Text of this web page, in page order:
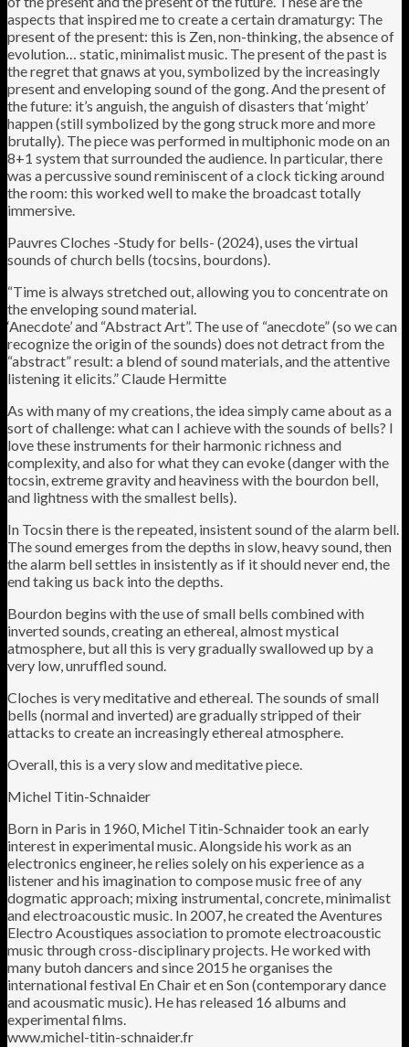
aspects that inspired me to create a certain dramaturgy: The
present of the present: this is Zen, non-thinking, the absence of
evolution… static, minimalist music. The present of the past is
the regret that gnaws at you, symbolized by the increasingly
present and enveloping sound of the gong. And the present of
the future: it’s anguish, the anguish of disasters that ‘might’
happen (still symbolized by the gong struck more and more
brutally). The piece was performed in multiphonic mode on an
8+1 system that surrounded the audience. In particular, there
was a percussive sound reminiscent of a clock ticking around
the room: this worked well to make the broadcast totally
immersive.
Pauvres Cloches -Study for bells- (2024), uses the virtual
sounds of church bells (tocsins, bourdons).
“Time is always stretched out, allowing you to concentrate on
the enveloping sound material.
‘Anecdote’ and “Abstract Art”. The use of “anecdote” (so we can
recognize the origin of the sounds) does not detract from the
“abstract” result: a blend of sound materials, and the attentive
listening it elicits.” Claude Hermitte
As with many of my creations, the idea simply came about as a
sort of challenge: what can I achieve with the sounds of bells? I
love these instruments for their harmonic richness and
complexity, and also for what they can evoke (danger with the
tocsin, extreme gravity and heaviness with the bourdon bell,
and lightness with the smallest bells).
In Tocsin there is the repeated, insistent sound of the alarm bell.
The sound emerges from the depths in slow, heavy sound, then
the alarm bell settles in insistently as if it should never end, the
end taking us back into the depths.
Bourdon begins with the use of small bells combined with
inverted sounds, creating an ethereal, almost mystical
atmosphere, but all this is very gradually swallowed up by a
very low, unruffled sound.
Cloches is very meditative and ethereal. The sounds of small
bells (normal and inverted) are gradually stripped of their
attacks to create an increasingly ethereal atmosphere.
Overall, this is a very slow and meditative piece.
Michel Titin-Schnaider
Born in Paris in 1960, Michel Titin-Schnaider took an early
interest in experimental music. Alongside his work as an
electronics engineer, he relies solely on his experience as a
listener and his imagination to compose music free of any
dogmatic approach; mixing instrumental, concrete, minimalist
and electroacoustic music. In 2007, he created the Aventures
Electro Acoustiques association to promote electroacoustic
music through cross-disciplinary projects. He worked with
many butoh dancers and since 2015 he organises the
international festival En Chair et en Son (contemporary dance
and acousmatic music). He has released 16 albums and
experimental films.
www.michel-titin-schnaider.fr